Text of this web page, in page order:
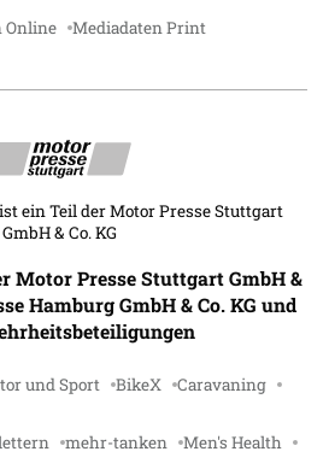
Online Mediadaten Print
ein Teil der Motor Presse Stuttgart
GmbH & Co. KG
Motor Presse Stuttgart GmbH &
Hamburg GmbH & Co. KG und
und Sport BikeX Caravaning
mehr-tanken Men's Health